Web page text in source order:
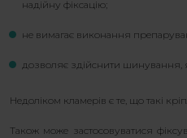
надійну фіксацію;
не вимагає виконання
дозволяє здійснити шинування,
Недоліком кламерів є те, що такі
Також може застосовуватися